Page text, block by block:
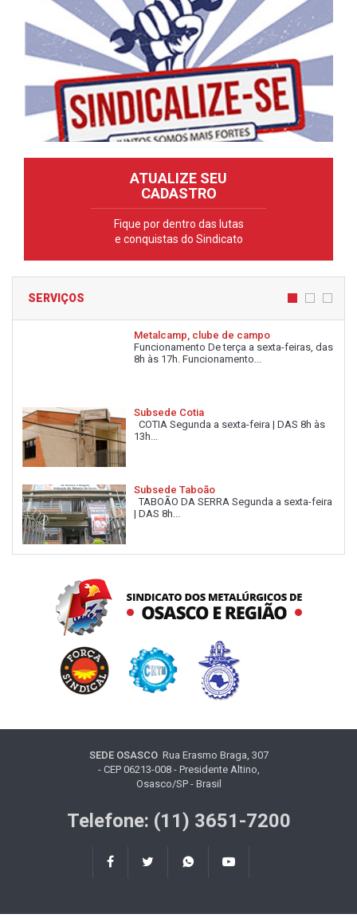
ATUALIZE SEU
CADASTRO
Fique por dentro das lutas
e conquistas do Sindicato
SERVIÇOS
Metalcamp, clube de campo
Funcionamento De terça a sexta-feiras, das
8h às 17h. Funcionamento...
Subsede Cotia
COTIA Segunda a sexta-feira | DAS 8h às
13h...
Subsede Taboão
TABOÃO DA SERRA Segunda a sexta-feira
| DAS 8h...
SEDE OSASCORua Erasmo Braga, 307
- CEP 06213-008 - Presidente Altino,
Osasco/SP - Brasil
Telefone: (11) 3651-7200